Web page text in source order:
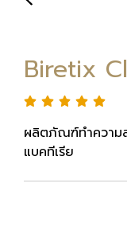
Biretix
ผลิตภัณฑ์ทำความ
แบคทีเรีย